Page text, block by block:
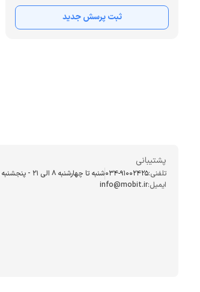
ثبت پرسش جدید
پشتیبانی
تلفنی:034-91002425شنبه تا چهارشنبه ۸ الی ۲۱ - پنجشنبه 8 الی ۲۰:۳۰
ایمیل:info@mobit.ir